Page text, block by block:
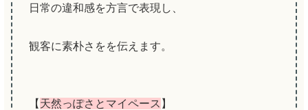
日常の違和感を方言で表現し、
観客に素朴さをを伝えます。
【 天然っぽさとマイペース 】